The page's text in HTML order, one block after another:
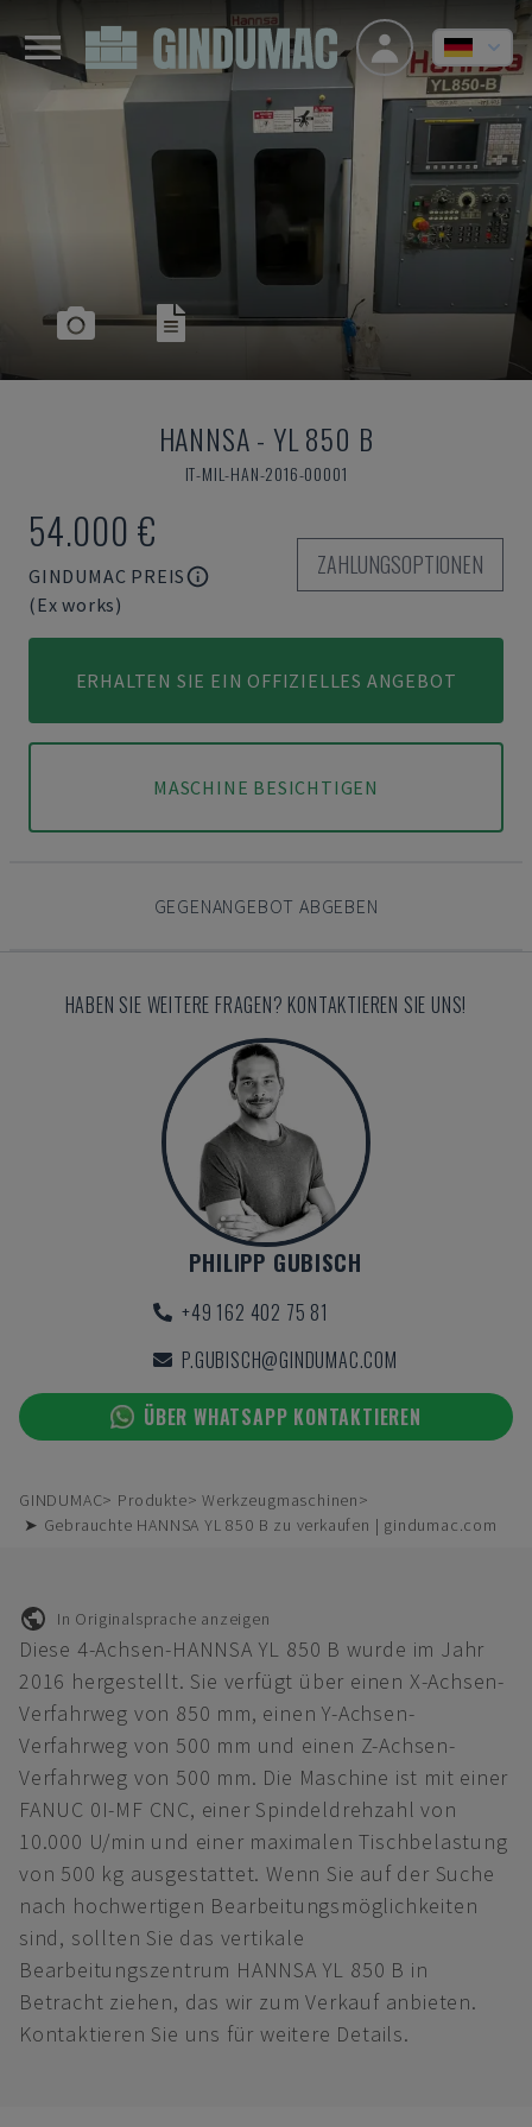
HANNSA- YL 850 B
IT-MIL-HAN-2016-00001
54.000 €
GINDUMAC PREIS
(Ex works)
ZAHLUNGSOPTIONEN
ERHALTEN SIE EIN OFFIZIELLES ANGEBOT
MASCHINE BESICHTIGEN
GEGENANGEBOT ABGEBEN
HABEN SIE WEITERE FRAGEN? KONTAKTIEREN SIE UNS!
PHILIPP GUBISCH
+49 162 402 75 81
P.GUBISCH@GINDUMAC.COM
ÜBER WHATSAPP KONTAKTIEREN
GINDUMAC Produkte
Werkzeugmaschinen
➤ Gebrauchte HANNSA YL 850 B zu verkaufen | gindumac.com
In Originalsprache anzeigen
Diese 4-Achsen-HANNSA YL 850 B wurde im Jahr
2016 hergestellt. Sie verfügt über einen X-Achsen-
Verfahrweg von 850 mm, einen Y-Achsen-
Verfahrweg von 500 mm und einen Z-Achsen-
Verfahrweg von 500 mm. Die Maschine ist mit einer
FANUC 0I-MF CNC, einer Spindeldrehzahl von
10.000 U/min und einer maximalen Tischbelastung
von 500 kg ausgestattet. Wenn Sie auf der Suche
nach hochwertigen Bearbeitungsmöglichkeiten
sind, sollten Sie das vertikale
Bearbeitungszentrum HANNSA YL 850 B in
Betracht ziehen, das wir zum Verkauf anbieten.
Kontaktieren Sie uns für weitere Details.